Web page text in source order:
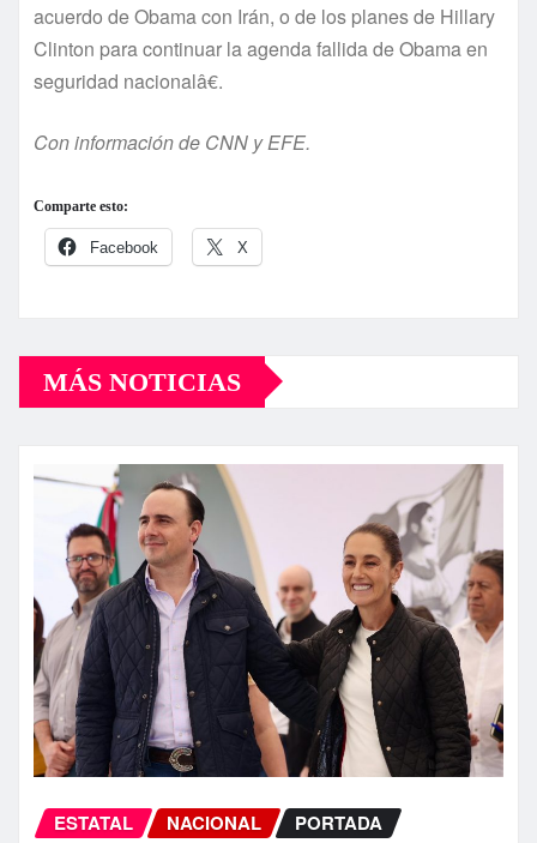
acuerdo de Obama con Irán, o de los planes de Hillary
Clinton para continuar la agenda fallida de Obama en
seguridad nacionalâ€.
Con información de CNN y EFE.
Comparte esto:
Facebook X
MÁS NOTICIAS
ESTATAL NACIONAL PORTADA